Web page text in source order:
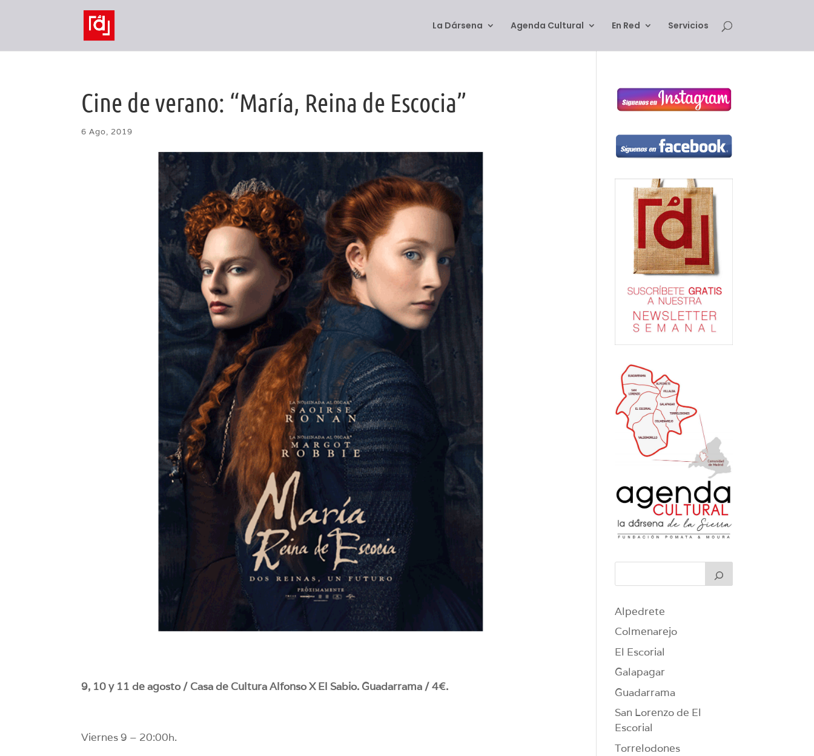
La Dársena Agenda Cultural En Red Servicios
Cine de verano: “María, Reina de Escocia”
6 Ago, 2019
9, 10 y 11 de agosto / Casa de Cultura Alfonso X El Sabio. Guadarrama / 4€.
Viernes 9 – 20:00h.
Alpedrete
Colmenarejo
El Escorial
Galapagar
Guadarrama
San Lorenzo de El
Escorial
Torrelodones